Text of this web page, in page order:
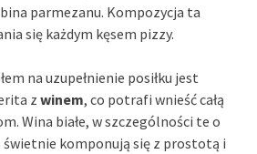
parmezanu. Kompozycja ta
się każdym kęsem pizzy.
na uzupełnienie posiłku jest
z winem, co potrafi wnieść całą
Wina białe, w szczególności te o
komponują się z prostotą i